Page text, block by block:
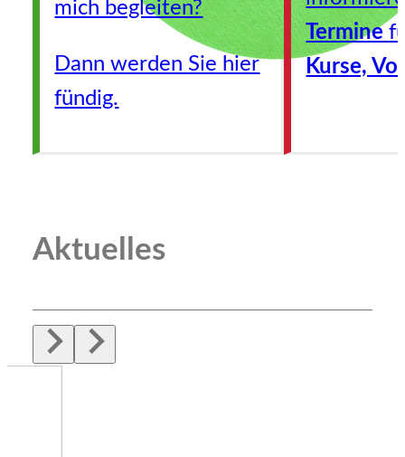
mich begleiten?
Dann werden Sie hier
fündig.
Termine
Kurse,
Aktuelles